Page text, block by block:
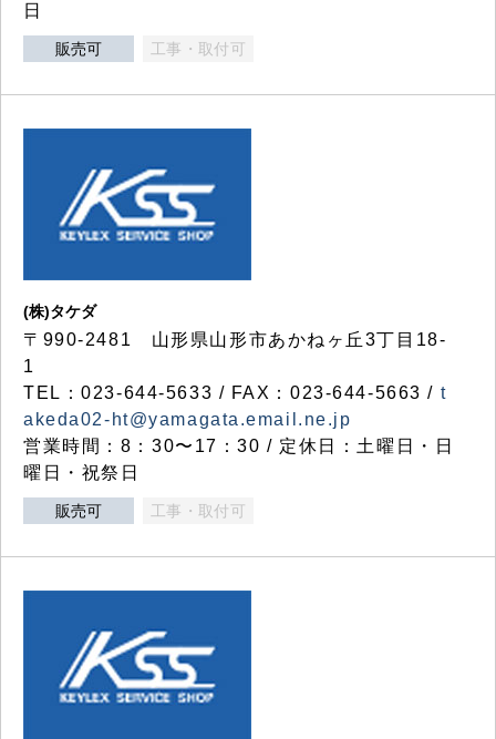
日
販売可 工事・取付可
(株)タケダ
〒990-2481 山形県山形市あかねヶ丘3丁目18-
1
TEL：023-644-5633 / FAX：023-644-5663 / t
akeda02-ht@yamagata.email.ne.jp
営業時間：8：30〜17：30 / 定休日：土曜日・日
曜日・祝祭日
販売可 工事・取付可